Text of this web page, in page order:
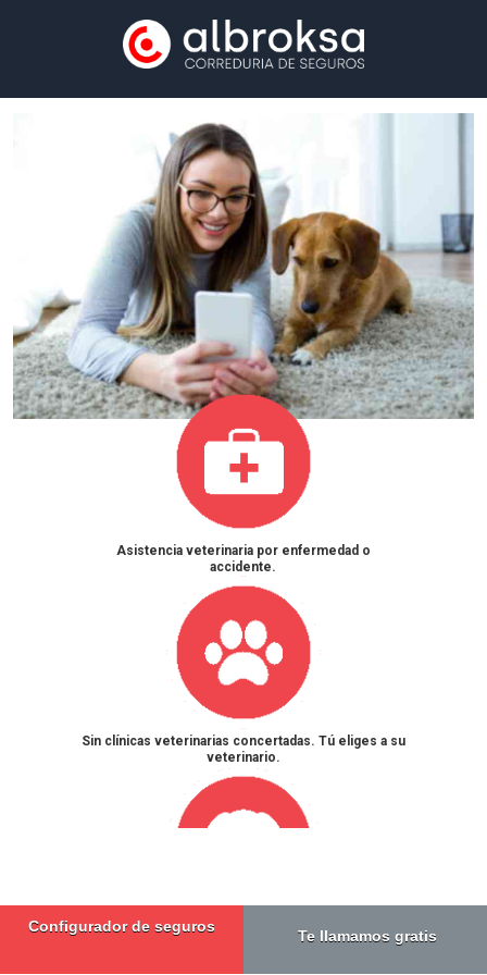
Asistencia veterinaria por enfermedad o
accidente.
Sin clínicas veterinarias concertadas. Tú eliges a su
veterinario.
Responsabilidad civil obligatoria. Sin Franquicia.
Configurador de seguros
Te llamamos gratis